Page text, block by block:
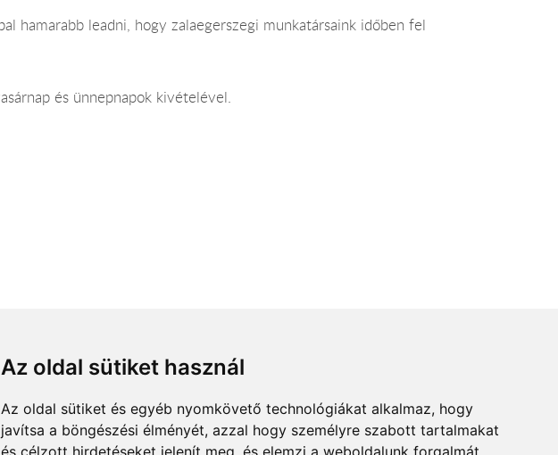
Az oldal sütiket használ
Az oldal sütiket és egyéb nyomkövető technológiákat alkalmaz, hogy
javítsa a böngészési élményét, azzal hogy személyre szabott tartalmakat
és célzott hirdetéseket jelenít meg, és elemzi a weboldalunk forgalmát,
hamarabb leadni, hogy zalaegerszegi munkatársaink időben fel
és ünnepnapok kivételével.